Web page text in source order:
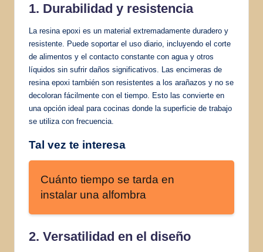
1. Durabilidad y resistencia
La resina epoxi es un material extremadamente duradero y
resistente. Puede soportar el uso diario, incluyendo el corte
de alimentos y el contacto constante con agua y otros
líquidos sin sufrir daños significativos. Las encimeras de
resina epoxi también son resistentes a los arañazos y no se
decoloran fácilmente con el tiempo. Esto las convierte en
una opción ideal para cocinas donde la superficie de trabajo
se utiliza con frecuencia.
Tal vez te interesa
Cuánto tiempo se tarda en
instalar una alfombra
2. Versatilidad en el diseño